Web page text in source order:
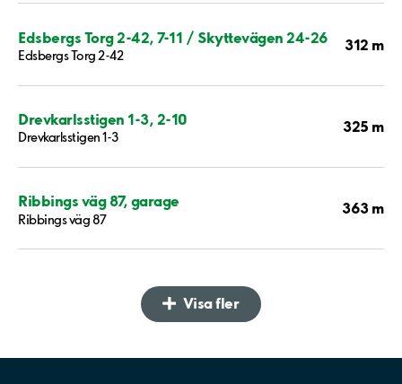
Edsbergs Torg 2-42, 7-11 / Skyttevägen 24-26
Edsbergs Torg 2-42
312 m
Drevkarlsstigen 1-3, 2-10
Drevkarlsstigen 1-3
325 m
Ribbings väg 87, garage
Ribbings väg 87
363 m
Visa fler